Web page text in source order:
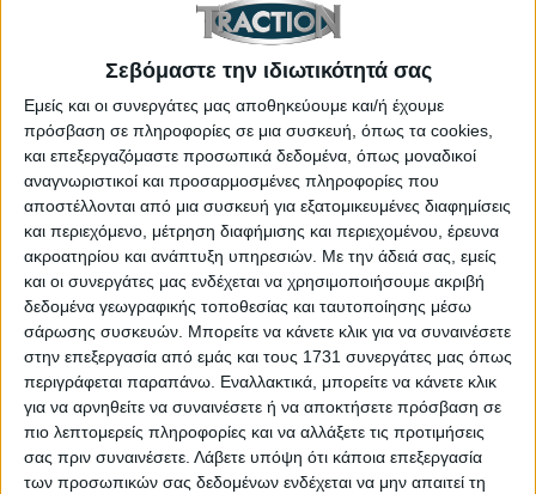
Σεβόμαστε την ιδιωτικότητά σας
Εμείς και οι συνεργάτες μας αποθηκεύουμε και/ή έχουμε
πρόσβαση σε πληροφορίες σε μια συσκευή, όπως τα cookies,
και επεξεργαζόμαστε προσωπικά δεδομένα, όπως μοναδικοί
αναγνωριστικοί και προσαρμοσμένες πληροφορίες που
αποστέλλονται από μια συσκευή για εξατομικευμένες διαφημίσεις
και περιεχόμενο, μέτρηση διαφήμισης και περιεχομένου, έρευνα
ακροατηρίου και ανάπτυξη υπηρεσιών. Με την άδειά σας, εμείς
και οι συνεργάτες μας ενδέχεται να χρησιμοποιήσουμε ακριβή
δεδομένα γεωγραφικής τοποθεσίας και ταυτοποίησης μέσω
σάρωσης συσκευών. Μπορείτε να κάνετε κλικ για να συναινέσετε
στην επεξεργασία από εμάς και τους 1731 συνεργάτες μας όπως
περιγράφεται παραπάνω. Εναλλακτικά, μπορείτε να κάνετε κλικ
για να αρνηθείτε να συναινέσετε ή να αποκτήσετε πρόσβαση σε
πιο λεπτομερείς πληροφορίες και να αλλάξετε τις προτιμήσεις
σας πριν συναινέσετε. Λάβετε υπόψη ότι κάποια επεξεργασία
των προσωπικών σας δεδομένων ενδέχεται να μην απαιτεί τη
Η επιστροφή του θρύλου είναι γεγονός – Πότε θα
παρουσιαστεί